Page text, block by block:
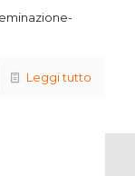
Leggi tutto